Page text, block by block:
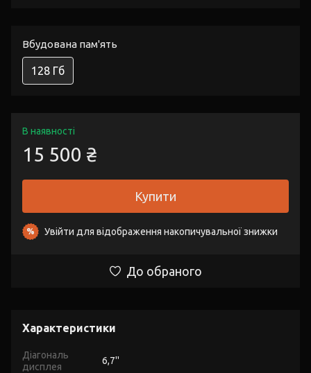
Вбудована пам'ять
128 Гб
В наявності
15 500 ₴
Купити
% Увійти для відображення накопичувальної знижки
До обраного
Характеристики
Діагональ
дисплея
6,7''